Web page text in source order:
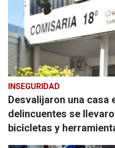
INSEGURIDAD
Desvalijaron una casa
delincuentes se
bicicletas y